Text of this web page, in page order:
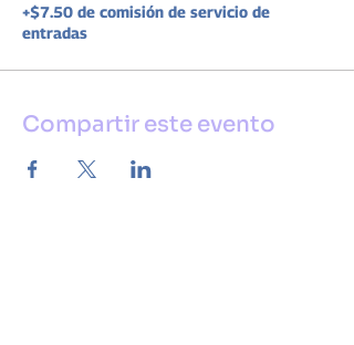
+$7.50 de comisión de servicio de
entradas
Compartir este evento